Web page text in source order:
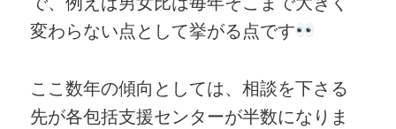
変わらない点として挙がる点です
ここ数年の傾向としては、相談を下さる
先が各包括支援センターが半数になりま